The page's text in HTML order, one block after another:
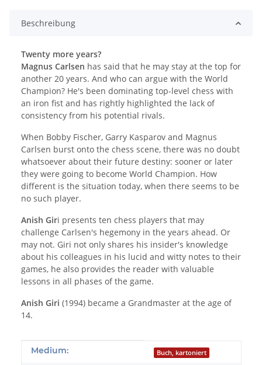
Beschreibung
Twenty more years?
Magnus Carlsen has said that he may stay at the top for
another 20 years. And who can argue with the World
Champion? He's been dominating top-level chess with
an iron fist and has rightly highlighted the lack of
consistency from his potential rivals.
When Bobby Fischer, Garry Kasparov and Magnus
Carlsen burst onto the chess scene, there was no doubt
whatsoever about their future destiny: sooner or later
they were going to become World Champion. How
different is the situation today, when there seems to be
no such player.
Anish Giri presents ten chess players that may
challenge Carlsen's hegemony in the years ahead. Or
may not. Giri not only shares his insider's knowledge
about his colleagues in his lucid and witty notes to their
games, he also provides the reader with valuable
lessons in all phases of the game.
Anish Giri (1994) became a Grandmaster at the age of
14.
Produkteigenschaft
Wert
Medium: Buch, kartoniert